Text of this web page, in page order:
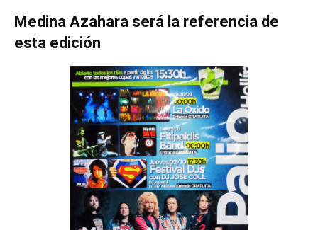
Medina Azahara será la referencia de
esta edición